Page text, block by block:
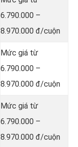
6.790.000 –
8.970.000 đ/cuộn
Mức giá từ
6.790.000 –
8.970.000 đ/cuộn
Mức giá từ
6.790.000 –
8.970.000 đ/cuộn